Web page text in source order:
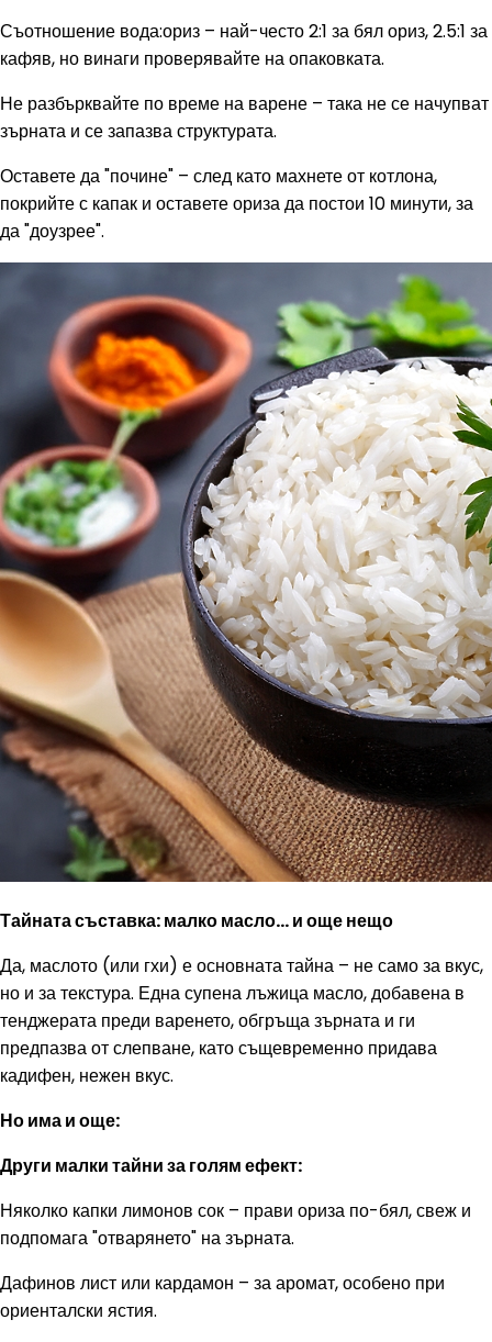
Съотношение вода:ориз – най-често 2:1 за бял ориз, 2.5:1 за
кафяв, но винаги проверявайте на опаковката.
Не разбърквайте по време на варене – така не се начупват
зърната и се запазва структурата.
Оставете да "почине" – след като махнете от котлона,
покрийте с капак и оставете ориза да постои 10 минути, за
да "доузрее".
Тайната съставка: малко масло... и още нещо
Да, маслото (или гхи) е основната тайна – не само за вкус,
но и за текстура. Една супена лъжица масло, добавена в
тенджерата преди варенето, обгръща зърната и ги
предпазва от слепване, като същевременно придава
кадифен, нежен вкус.
Но има и още:
Други малки тайни за голям ефект:
Няколко капки лимонов сок – прави ориза по-бял, свеж и
подпомага "отварянето" на зърната.
Дафинов лист или кардамон – за аромат, особено при
ориенталски ястия.